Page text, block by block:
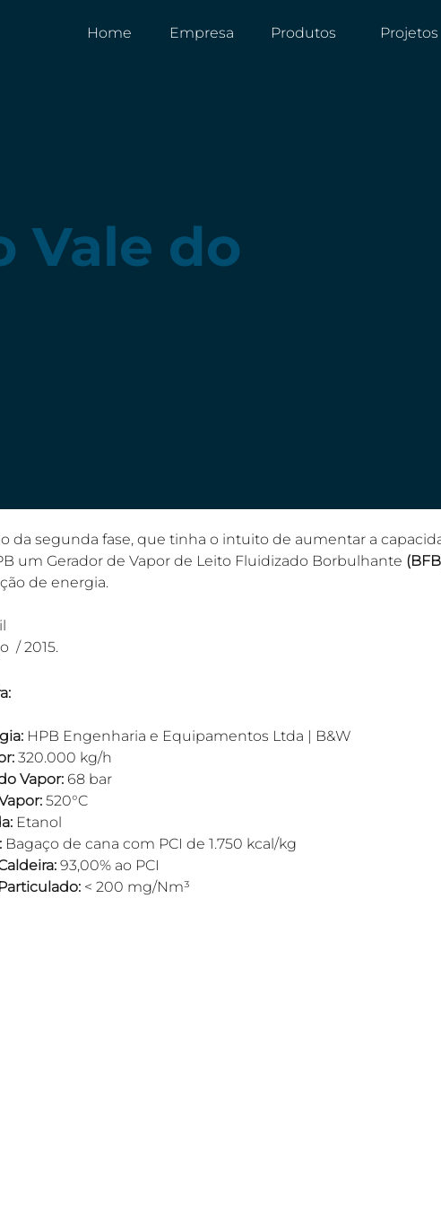
Home Empresa Produtos Projetos
Vale do
da segunda fase, que tinha o intuito de aumentar a
um Gerador de Vapor de Leito Fluidizado Borbulhante
de energia.
/ 2015.
HPB Engenharia e Equipamentos Ltda | B&W
320.000 kg/h
Vapor: 68 bar
520°C
Etanol
Bagaço de cana com PCI de 1.750 kcal/kg
93,00% ao PCI
< 200 mg/Nm³